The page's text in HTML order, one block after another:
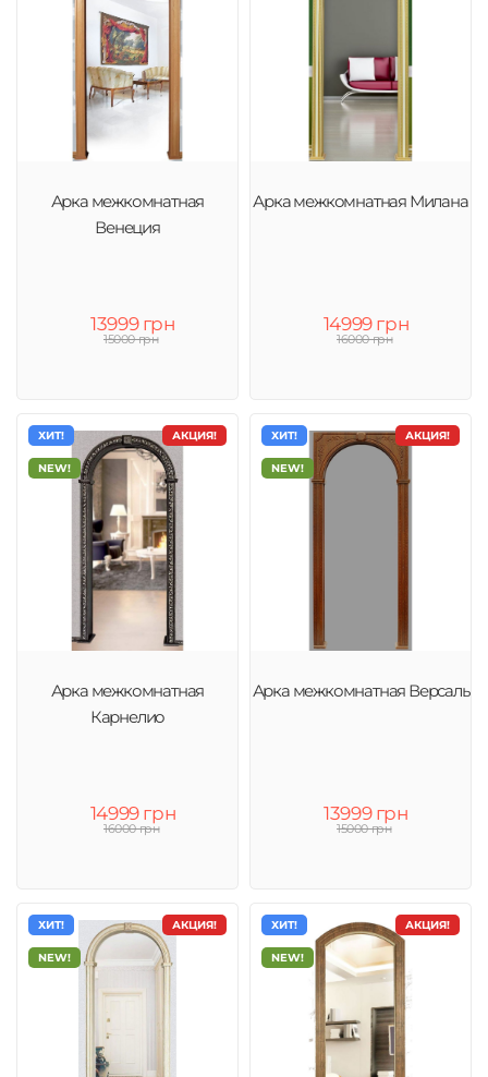
Арка межкомнатная
Венеция
13999 грн
15000 грн
Арка межкомнатная Милана
14999 грн
16000 грн
АКЦИЯ!
ХИТ!
NEW!
Арка межкомнатная
Карнелио
14999 грн
16000 грн
АКЦИЯ!
ХИТ!
NEW!
Арка межкомнатная Версаль
13999 грн
15000 грн
АКЦИЯ!
ХИТ!
NEW!
АКЦИЯ!
ХИТ!
NEW!